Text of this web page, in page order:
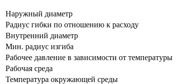
Наружный диаметр
Радиус гибки по отношению к расходу
Внутренний диаметр
Мин. радиус изгиба
Рабочее давление в зависимости от температуры
Рабочая среда
Температура окружающей среды